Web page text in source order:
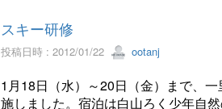
スキー研修
投稿日時 : 2012/01/22 ootanj
1月18日（水）～20日（金）まで、
施しました。宿泊は白山ろく少年自